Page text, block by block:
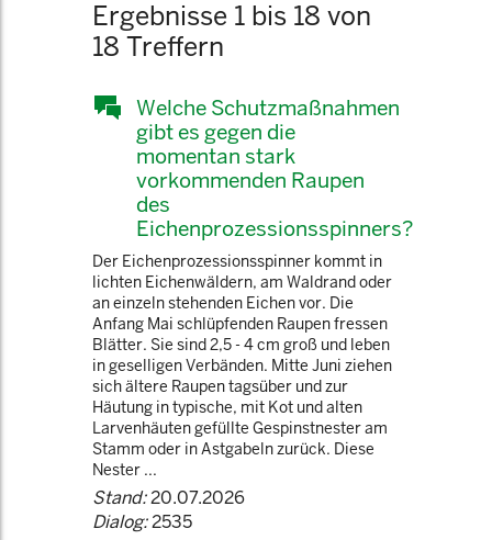
Ergebnisse 1 bis 18 von
18 Treffern
Welche Schutzmaßnahmen
gibt es gegen die
momentan stark
vorkommenden Raupen
des
Eichenprozessionsspinners?
Der Eichenprozessionsspinner kommt in
lichten Eichenwäldern, am Waldrand oder
an einzeln stehenden Eichen vor. Die
Anfang Mai schlüpfenden Raupen fressen
Blätter. Sie sind 2,5 - 4 cm groß und leben
in geselligen Verbänden. Mitte Juni ziehen
sich ältere Raupen tagsüber und zur
Häutung in typische, mit Kot und alten
Larvenhäuten gefüllte Gespinstnester am
Stamm oder in Astgabeln zurück. Diese
Nester ...
Stand:20.07.2026
Dialog:2535